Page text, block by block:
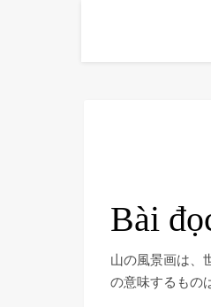
Bài
山の風景画は、
の意味するもの